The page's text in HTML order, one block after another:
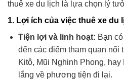
thuê xe du lịch là lựa chọn lý
1. Lợi ích của việc thuê xe du
Tiện lợi và linh hoạt: Bạn
đến các điểm tham quan
Kitô, Mũi Nghinh Phong,
lắng về phương tiện đi lại.